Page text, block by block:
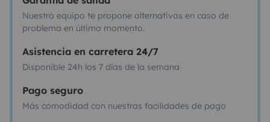
Nuestro equipo te propone alternativas en caso de
problema en último momento.
Asistencia en carretera 24/7
Disponible 24h los 7 días de la semana
Pago seguro
Más comodidad con nuestras facilidades de pago